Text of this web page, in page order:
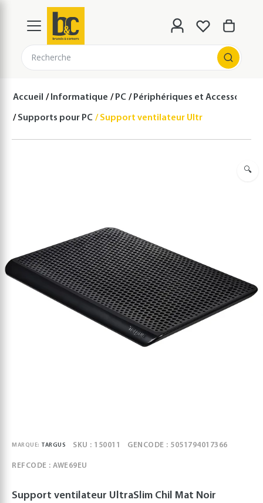
Recherche
Accueil Informatique PC Périphériques et Accessoires
Supports pour PC Support ventilateur UltraSlim Chil
🔍
MARQUE: TARGUS SKU : 150011 GENCODE : 5051794017366
REFCODE : AWE69EU
Support ventilateur UltraSlim Chil Mat Noir